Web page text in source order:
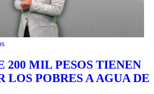
200 MIL PESOS TIENEN
LOS POBRES A AGUA DE